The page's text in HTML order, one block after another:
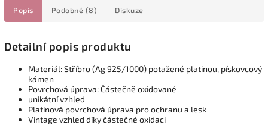
Popis Podobné (8) Diskuze
Detailní popis produktu
Materiál: Stříbro (Ag 925/1000) potažené platinou, pískovcový
kámen
Povrchová úprava: Částečně oxidované
unikátní vzhled
Platinová povrchová úprava pro ochranu a lesk
Vintage vzhled díky částečné oxidaci